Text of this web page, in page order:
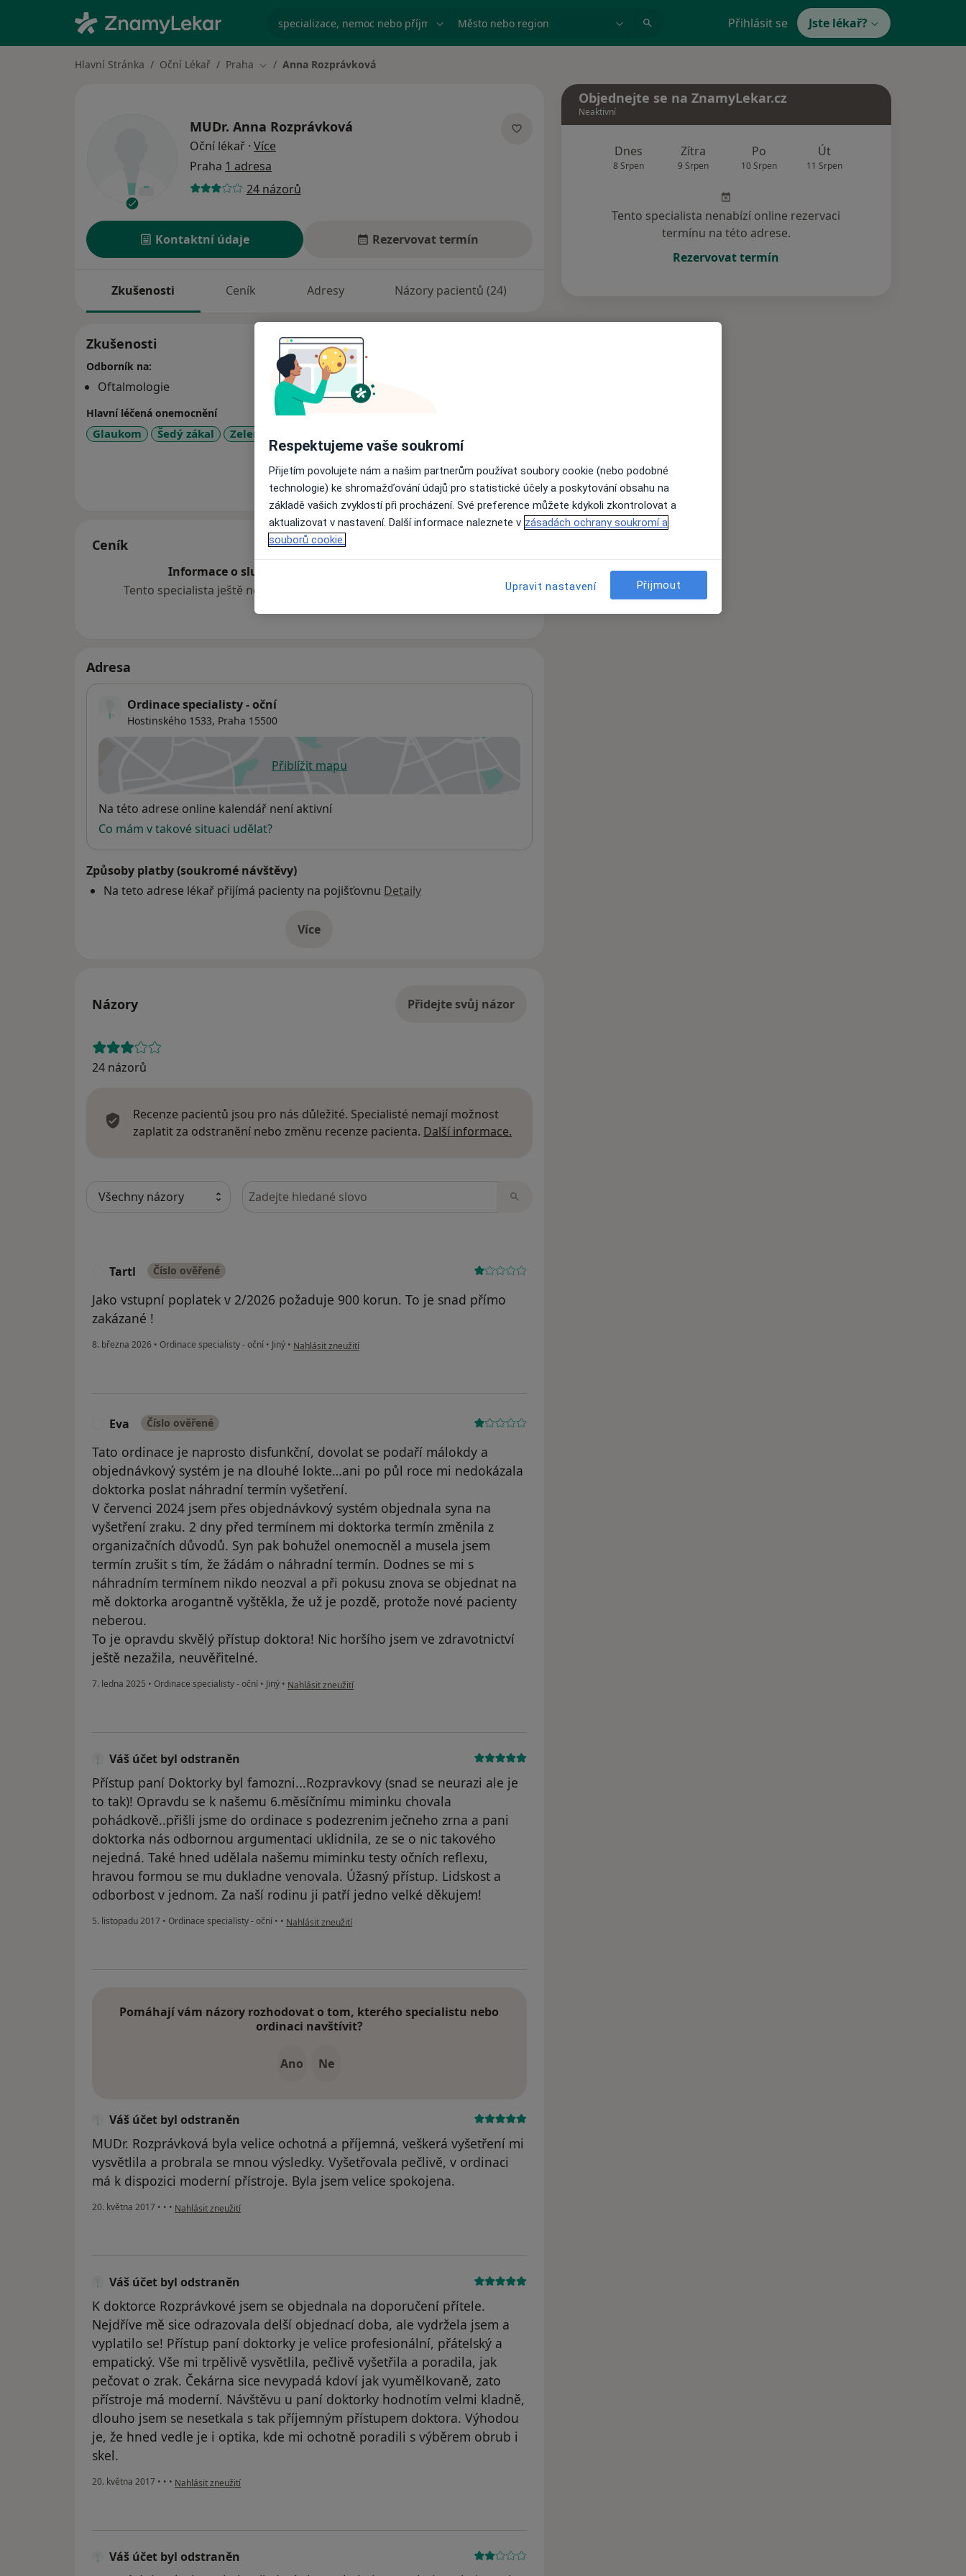
specializace, nemoc nebo příjmení Město nebo region Přihlásit se Jste lékař?
Hlavní Stránka Oční Lékař Praha Změna města
Anna Rozprávková
MUDr. Anna Rozprávková
Oční lékař · Více
Praha 1 adresa
24 názorů
Kontaktní údaje Rezervovat termín
Zkušenosti Ceník Adresy Názory pacientů (24)
Zkušenosti
Odborník na:
Oftalmologie
Hlavní léčená onemocnění
Glaukom Šedý zákal Zelený zákal
Více
o zkušenostech
Ceník
Informace o službách a cenách nejsou k dispozici
Tento specialista ještě nepřidával žádné informace o svých službách.
Adresa
Ordinace specialisty - oční
Hostinského 1533, Praha 15500
Přiblížit mapuse otevře v nové záložce
Dostupnost
Na této adrese online kalendář není aktivní
Co mám v takové situaci udělat?
Způsoby platby (soukromé návštěvy)
Na teto adrese lékař přijímá pacienty na pojišťovnu Detaily
Víceo adrese
Názory Přidejte svůj názor
24 názorů
Recenze pacientů jsou pro nás důležité. Specialisté nemají možnost
zaplatit za odstranění nebo změnu recenze pacienta. Další informace.
Hledejte v názorech
Tartl Číslo ověřené
Jako vstupní poplatek v 2/2026 požaduje 900 korun. To je snad přímo
zakázané !
8. března 2026 • Ordinace specialisty - oční • Jiný • podle názoru uživatele Tartl
Nahlásit zneužití
Eva Číslo ověřené
Tato ordinace je naprosto disfunkční, dovolat se podaří málokdy a
objednávkový systém je na dlouhé lokte…ani po půl roce mi nedokázala
doktorka poslat náhradní termín vyšetření.
V červenci 2024 jsem přes objednávkový systém objednala syna na
vyšetření zraku. 2 dny před termínem mi doktorka termín změnila z
organizačních důvodů. Syn pak bohužel onemocněl a musela jsem
termín zrušit s tím, že žádám o náhradní termín. Dodnes se mi s
náhradním termínem nikdo neozval a při pokusu znova se objednat na
mě doktorka arogantně vyštěkla, že už je pozdě, protože nové pacienty
neberou.
To je opravdu skvělý přístup doktora! Nic horšího jsem ve zdravotnictví
ještě nezažila, neuvěřitelné.
7. ledna 2025 • Ordinace specialisty - oční • Jiný • podle názoru uživatele Eva
Nahlásit zneužití
Váš účet byl odstraněn
Přístup paní Doktorky byl famozni...Rozpravkovy (snad se neurazi ale je
to tak)! Opravdu se k našemu 6.měsíčnímu miminku chovala
pohádkově..přišli jsme do ordinace s podezrenim ječneho zrna a pani
doktorka nás odbornou argumentaci uklidnila, ze se o nic takového
nejedná. Také hned udělala našemu miminku testy očních reflexu,
hravou formou se mu dukladne venovala. Úžasný přístup. Lidskost a
odborbost v jednom. Za naší rodinu ji patří jedno velké děkujem!
5. listopadu 2017 • Ordinace specialisty - oční • • podle názoru uživatele Váš účet byl odstraněn
Nahlásit zneužití
Pomáhají vám názory rozhodovat o tom, kterého specialistu nebo
ordinaci navštívit?
Ano Ne
Váš účet byl odstraněn
MUDr. Rozprávková byla velice ochotná a příjemná, veškerá vyšetření mi
vysvětlila a probrala se mnou výsledky. Vyšetřovala pečlivě, v ordinaci
má k dispozici moderní přístroje. Byla jsem velice spokojena.
20. května 2017 • • • podle názoru uživatele Váš účet byl odstraněn
Nahlásit zneužití
Váš účet byl odstraněn
K doktorce Rozprávkové jsem se objednala na doporučení přítele.
Nejdříve mě sice odrazovala delší objednací doba, ale vydržela jsem a
vyplatilo se! Přístup paní doktorky je velice profesionální, přátelský a
empatický. Vše mi trpělivě vysvětlila, pečlivě vyšetřila a poradila, jak
pečovat o zrak. Čekárna sice nevypadá kdoví jak vyumělkovaně, zato
přístroje má moderní. Návštěvu u paní doktorky hodnotím velmi kladně,
dlouho jsem se nesetkala s tak příjemným přístupem doktora. Výhodou
je, že hned vedle je i optika, kde mi ochotně poradili s výběrem obrub i
skel.
20. května 2017 • • • podle názoru uživatele Váš účet byl odstraněn
Nahlásit zneužití
Váš účet byl odstraněn
Objednejte se na ZnamyLekar.cz
Neaktivní
Dnes
8 Srpen
Zítra
9 Srpen
Po
10 Srpen
Út
11 Srpen
Tento specialista nenabízí online rezervaci
termínu na této adrese.
Rezervovat termín
Respektujeme vaše soukromí
Přijetím povolujete nám a našim partnerům používat soubory cookie (nebo podobné
technologie) ke shromažďování údajů pro statistické účely a poskytování obsahu na
základě vašich zvyklostí při procházení. Své preference můžete kdykoli zkontrolovat a
aktualizovat v nastavení. Další informace naleznete v zásadách ochrany soukromí a
souborů cookie.
Upravit nastavení Přijmout